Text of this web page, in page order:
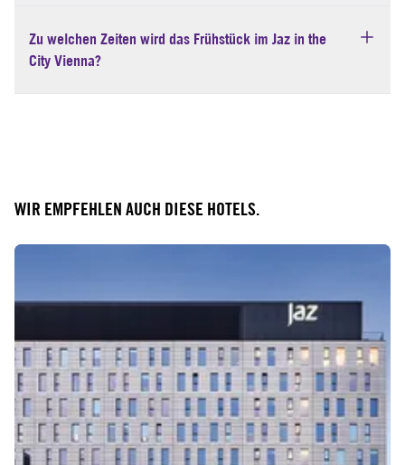
Zu welchen Zeiten wird das Frühstück im Jaz in the
City Vienna?
WIR EMPFEHLEN AUCH DIESE HOTELS.